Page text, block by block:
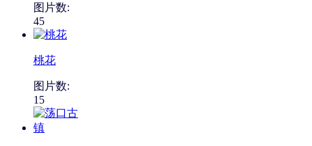
图片数:
45
桃花
图片数:
15